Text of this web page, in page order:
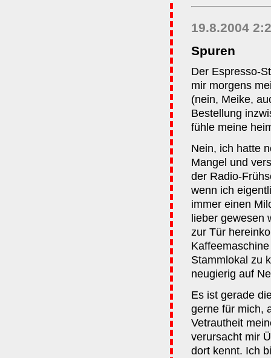
19.8.2004
Spuren
Der Espresso-
mir morgens
(nein, Meike,
Bestellung
fühle meine
Nein, ich hatte
Mangel und
der Radio-
wenn ich
immer einen
lieber gewesen
zur Tür
Stammlokal zu
neugierig auf
Es ist gerade
gerne für mich,
Vetrautheit
verursacht mir
dort kennt. Ich